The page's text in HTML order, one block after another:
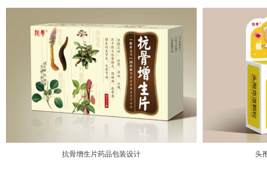
抗骨增生片药品包装设计 头